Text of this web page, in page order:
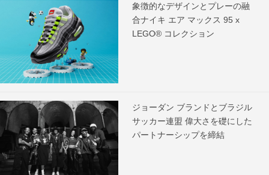
象徴的なデザインとプレーの融
合ナイキ エア マックス 95 x
LEGO® コレクション
ジョーダン ブランドとブラジル
サッカー連盟 偉大さを礎にした
パートナーシップを締結